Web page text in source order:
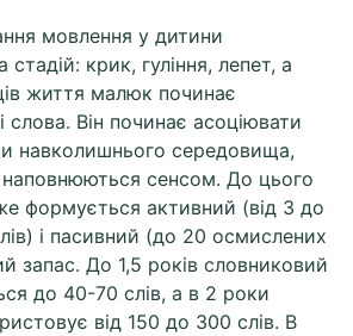
мовлення у дитини
стадій: крик, гуління, лепет, а
життя малюк починає
Він починає асоціювати
навколишнього середовища,
сенсом. До цього
формується активний (від 3 до
і пасивний (до 20 осмислених
запас. До 1,5 років словниковий
до 40-70 слів, а в 2 роки
від 150 до 300 слів. В